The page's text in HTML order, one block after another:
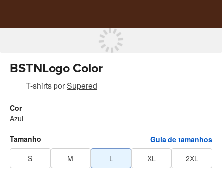
BSTNLogo Color
T-shirtsporSupered
Cor
Azul
Tamanho
Guia de tamanhos
S
M L XL
2XL